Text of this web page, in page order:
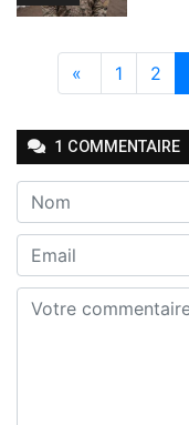
« 1 2
1 COMMENTAIRE